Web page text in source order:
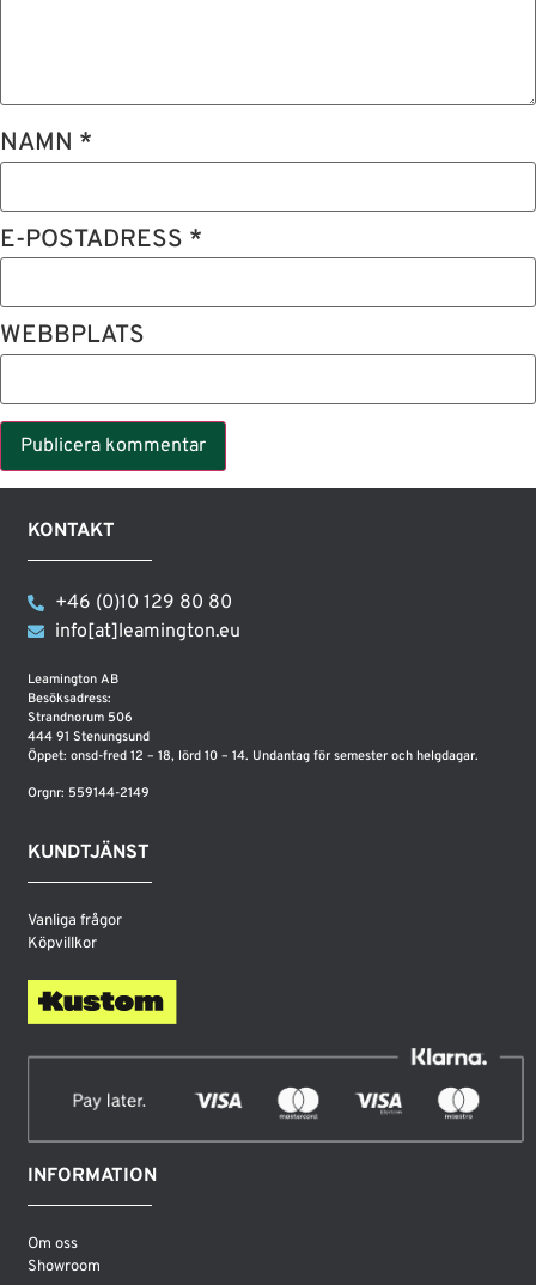
NAMN *
E-POSTADRESS *
WEBBPLATS
KONTAKT
+46 (0)10 129 80 80
info[at]leamington.eu
Leamington AB
Besöksadress:
Strandnorum 506
444 91 Stenungsund
Öppet: onsd-fred 12 – 18, lörd 10 – 14. Undantag för semester och helgdagar.
Orgnr: 559144-2149
KUNDTJÄNST
Vanliga frågor
Köpvillkor
INFORMATION
Om oss
Showroom